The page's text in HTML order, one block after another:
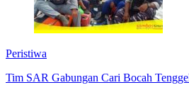
Peristiwa
Tim SAR Gabungan Cari Bocah